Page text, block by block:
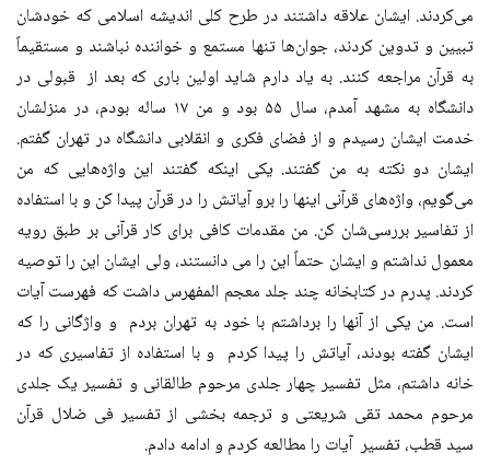
می‌کردند. ایشان علاقه داشتند در طرح کلی اندیشه اسلامی که خودشان
تبیین و تدوین کردند، جوان‌ها تنها مستمع و خواننده نباشند و مستقیماً
به قرآن مراجعه کنند. به یاد دارم شاید اولین باری که بعد از قبولی در
دانشگاه به مشهد آمدم، سال ۵۵ بود و من ۱۷ ساله بودم، در منزلشان
خدمت ایشان رسیدم و از فضای فکری و انقلابی دانشگاه در تهران گفتم.
ایشان دو نکته به من گفتند. یکی اینکه گفتند این واژه‌هایی که من
می‌گویم، واژه‌های قرآنی اینها را برو آیاتش را در قرآن پیدا کن و با استفاده
از تفاسیر بررسی‌شان کن. من مقدمات کافی برای کار قرآنی بر طبق رویه
معمول نداشتم و ایشان حتماً این را می دانستند، ولی ایشان این را توصیه
کردند. پدرم در کتابخانه چند جلد معجم المفهرس داشت که فهرست آیات
است. من یکی از آنها را برداشتم با خود به تهران بردم و واژگانی را که
ایشان گفته بودند، آیاتش را پیدا کردم و با استفاده از تفاسیری که در
خانه داشتم، مثل تفسیر چهار جلدی مرحوم طالقانی و تفسیر یک جلدی
مرحوم محمد تقی شریعتی و ترجمه بخشی از تفسیر فی ضلال قرآن
سید قطب، تفسیر آیات را مطالعه کردم و ادامه دادم.